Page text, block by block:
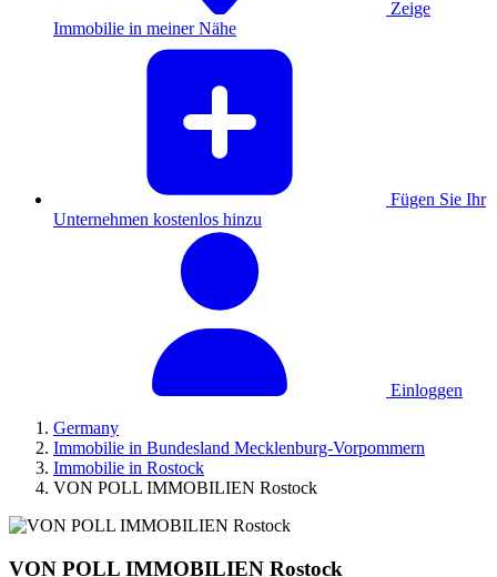
Zeige
Immobilie in meiner Nähe
Fügen Sie Ihr
Unternehmen kostenlos hinzu
Einloggen
Germany
Immobilie in Bundesland Mecklenburg-Vorpommern
Immobilie in Rostock
VON POLL IMMOBILIEN Rostock
VON POLL IMMOBILIEN Rostock